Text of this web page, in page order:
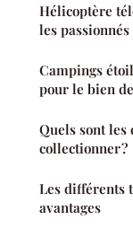
Hélicoptère
les
Campings
pour le bien
Quels sont les
collectionner ?
Les différents
avantages